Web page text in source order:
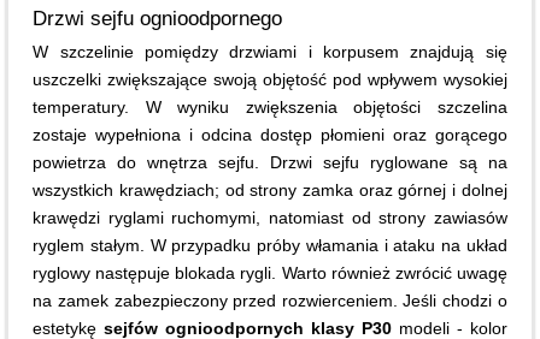
Drzwi sejfu ognioodpornego
W szczelinie pomiędzy drzwiami i korpusem znajdują się
uszczelki zwiększające swoją objętość pod wpływem wysokiej
temperatury. W wyniku zwiększenia objętości szczelina
zostaje wypełniona i odcina dostęp płomieni oraz gorącego
powietrza do wnętrza sejfu. Drzwi sejfu ryglowane są na
wszystkich krawędziach; od strony zamka oraz górnej i dolnej
krawędzi ryglami ruchomymi, natomiast od strony zawiasów
ryglem stałym. W przypadku próby włamania i ataku na układ
ryglowy następuje blokada rygli. Warto również zwrócić uwagę
na zamek zabezpieczony przed rozwierceniem. Jeśli chodzi o
estetykęsejfów ognioodpornych klasy P30 modeli - kolor